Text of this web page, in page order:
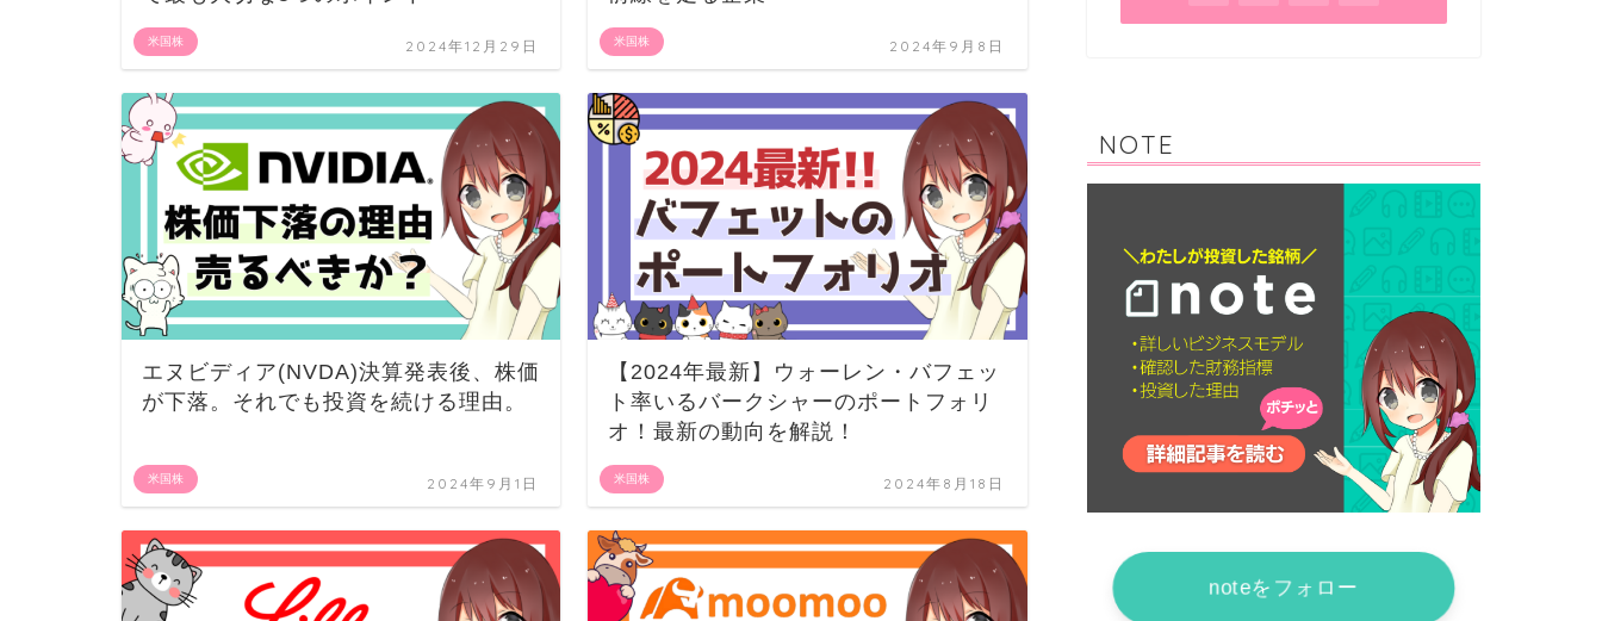
米国株 2024年12月29日 米国株 2024年9月8日
米国株
エヌビディア(NVDA)決算発表後、株価
が下落。それでも投資を続ける理由。
2024年9月1日 米国株
【2024年最新】ウォーレン・バフェッ
ト率いるバークシャーのポートフォリ
オ！最新の動向を解説！
2024年8月18日
NOTE
noteをフォロー